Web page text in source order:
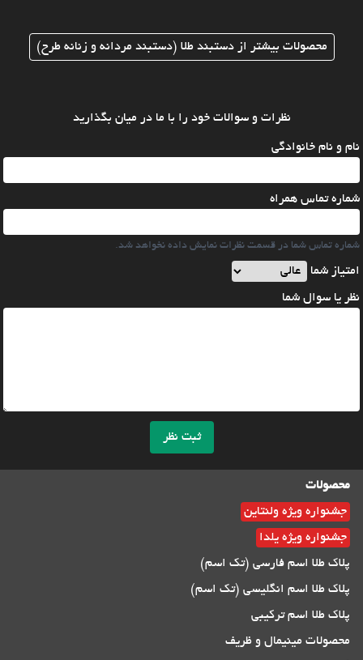
محصولات بیشتر از دستبند طلا (دستبند مردانه و زنانه طرح)
نظرات و سوالات خود را با ما در میان بگذارید
نام و نام خانوادگی
شماره تماس همراه
شماره تماس شما در قسمت نظرات نمایش داده نخواهد شد.
امتیاز شما
نظر یا سوال شما
ثبت نظر
محصولات
جشنواره ویژه ولنتاین
جشنواره ویژه یلدا
پلاک طلا اسم فارسی (تک اسم)
پلاک طلا اسم انگلیسی (تک اسم)
پلاک طلا اسم ترکیبی
محصولات مینیمال و ظریف